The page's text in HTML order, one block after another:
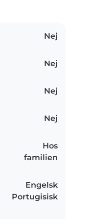
Nej
Nej
Nej
Nej
Hos
familien
Engelsk
Portugisisk